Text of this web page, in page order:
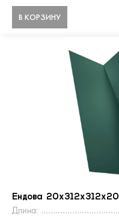
В КОРЗИНУ
Ендова 20х312х312х20
Длина: